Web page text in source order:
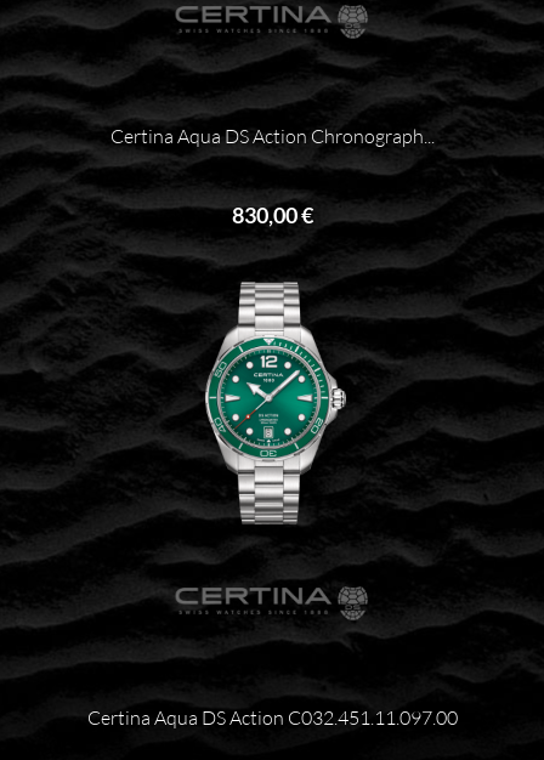
Certina Aqua DS Action Chronograph...
830,00 €
Certina Aqua DS Action C032.451.11.097.00